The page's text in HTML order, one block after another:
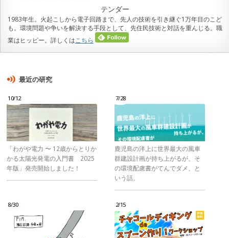
テンダー
1983年生。火起こしから電子回路まで、先人の技術を引き継ぐ1万年目のこど
も。環境問題や争いを解決する手段として、先住民技術と対話を重んじる。職
業はヒッピー。詳しくは こちら
最近の研究
10/12
「わがや電力 〜 12歳からとりか
かる太陽光発電の入門書 2025
年版」発売開始しました！
7/28
鹿児島の洋上に世界最大の風車
群建設計画が持ち上がるが、そ
の環境配慮書がてんでダメ、と
いう話。
8/30 2/15